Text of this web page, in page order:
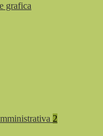
grafica
2